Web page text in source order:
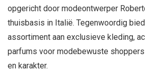
opgericht door modeontwerper
thuisbasis in Italië. Tegenwoordig
assortiment aan exclusieve kleding,
parfums voor modebewuste
en karakter.